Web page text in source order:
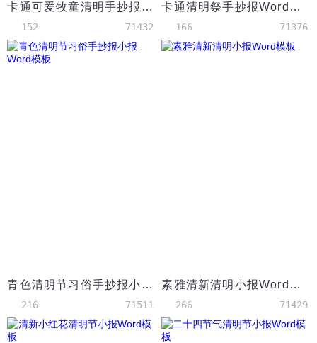
卡通可爱牧童清明手抄报Word模板
152 71432
卡通清明祭手抄报Word模板
166 71376
青色清明节习俗手抄报小报Word模板
216 71511
素雅清新清明小报Word模板
266 71429